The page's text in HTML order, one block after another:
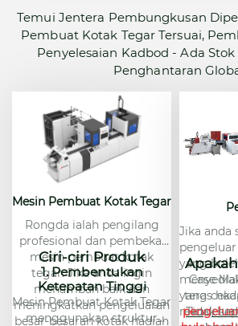
Temui Jentera Pembungkusan
Pembuat Kotak Tegar Tersuai,
Penyelesaian Kadbod - Ada
Penghantaran
Mesin Pembuat Kotak Tegar
Rongda ialah pengilang
profesional dan pembekal
mesin pembuat kotak
tegar. Jika anda ingin
menambah baik dan
meningkatkan pengeluaran
besar-besaran kotak hadiah
Ciri-ciri Produk
1. Pembentukan
Ketepatan Tinggi
Mesin Pembuat Kotak Tegar
menggunakan struktur
Jika anda
yang
yang
rekod,
Case
teras
Tidak